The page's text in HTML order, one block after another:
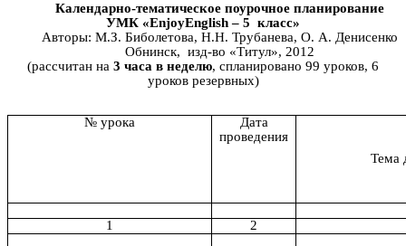
Календарно-тематическое поурочное планирование
УМК «EnjoyEnglish – 5 класс»
Авторы: М.З. Биболетова, Н.Н. Трубанева, О. А. Денисенко
Обнинск, изд-во «Титул», 2012
(рассчитан на 3 часа в неделю, спланировано 99 уроков, 6
уроков резервных)
№ урока
Дата
проведения
Тема
1
2